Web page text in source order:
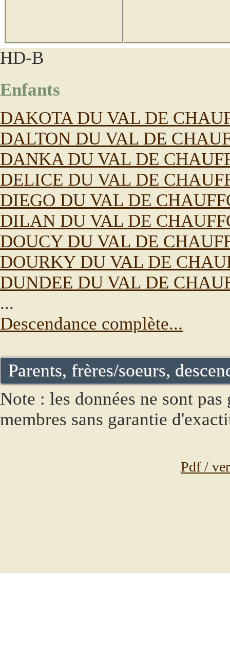
HD-B
Enfants
DAKOTA DU VAL DE
DALTON DU VAL DE
DANKA DU VAL DE
DELICE DU VAL DE
DIEGO DU VAL DE
DILAN DU VAL DE
DOUCY DU VAL DE
DOURKY DU VAL DE
DUNDEE DU VAL DE
...
Descendance complète...
Parents, frères/soeurs,
Note : les données ne sont
membres sans garantie
Pdf /